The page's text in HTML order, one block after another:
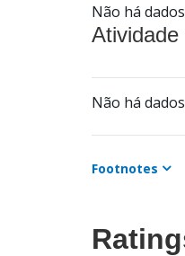
Não há
Não há
Footnotes